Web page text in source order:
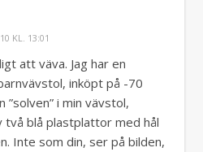
KL. 13:01
att väva. Jag har en
inköpt på -70
”solven” i min vävstol,
två blå plastplattor med hål
Inte som din, ser på bilden,